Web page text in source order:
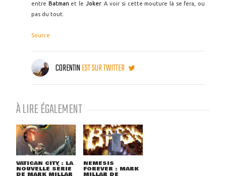
entre Batmanet le Joker. A voir si cette mouture là se fera, ou
pas du tout.
Source
CORENTINEST SUR TWITTER
À LIRE ÉGALEMENT
VATICAN CITY : LA
NOUVELLE SÉRIE
DE MARK MILLAR
NEMESIS
FOREVER : MARK
MILLAR DE